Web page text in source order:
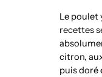
Le poulet
recettes
citron,
puis doré